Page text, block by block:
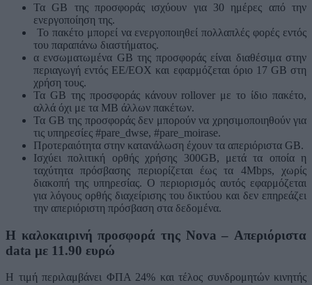
Τα GB της προσφοράς ισχύουν για 30 ημέρες από την
ενεργοποίηση της.
Το πακέτο μπορεί να ενεργοποιηθεί πολλαπλές φορές εντός
του παραπάνω διαστήματος.
α ενσωματωμένα GΒ της προσφοράς είναι διαθέσιμα στην
περιαγωγή εντός ΕΕ/ΕΟΧ και εφαρμόζεται όριο 17 GΒ στη
χρήση τους.
Τα GB της προσφοράς κάνουν rollover με το ίδιο πακέτο,
αλλά όχι με τα ΜΒ άλλων πακέτων.
Τα GB της προσφοράς δεν μπορούν να χρησιμοποιηθούν για
τις υπηρεσίες #pare_dwse, #pare_moirase.
Προτεραιότητα στην κατανάλωση έχουν τα απεριόριστα GB.
Ισχύει πολιτική ορθής χρήσης 300GB, μετά τα οποία η
ταχύτητα πρόσβασης περιορίζεται έως τα 4Mbps, χωρίς
διακοπή της υπηρεσίας. Ο περιορισμός αυτός εφαρμόζεται
για λόγους ορθής διαχείρισης του δικτύου και δεν επηρεάζει
την απεριόριστη πρόσβαση στα δεδομένα.
Η καλοκαιρινή προσφορά της Nova – Απεριόριστα
data με 11.90 ευρώ
Η τιμή περιλαμβάνει ΦΠΑ 24% και τέλος συνδρομητών κινητής